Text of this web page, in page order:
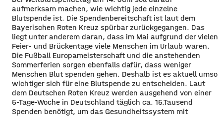
aufmerksam machen, wie wichtig jede einzelne
Blutspende ist. Die Spendenbereitschaft ist laut dem
Bayerischen Roten Kreuz spürbar zurückgegangen. Das
liegt unter anderem daran, dass im Mai aufgrund der vielen
Feier- und Brückentage viele Menschen im Urlaub waren.
Die Fußball Europameisterschaft und die anstehenden
Sommerferien sorgen ebenfalls dafür, dass weniger
Menschen Blut spenden gehen. Deshalb ist es aktuell umso
wichtiger sich für eine Blutspende zu entscheiden. Laut
dem Deutschen Roten Kreuz werden ausgehend von einer
5-Tage-Woche in Deutschland täglich ca. 15.Tausend
Spenden benötigt, um das Gesundheitssystem mit